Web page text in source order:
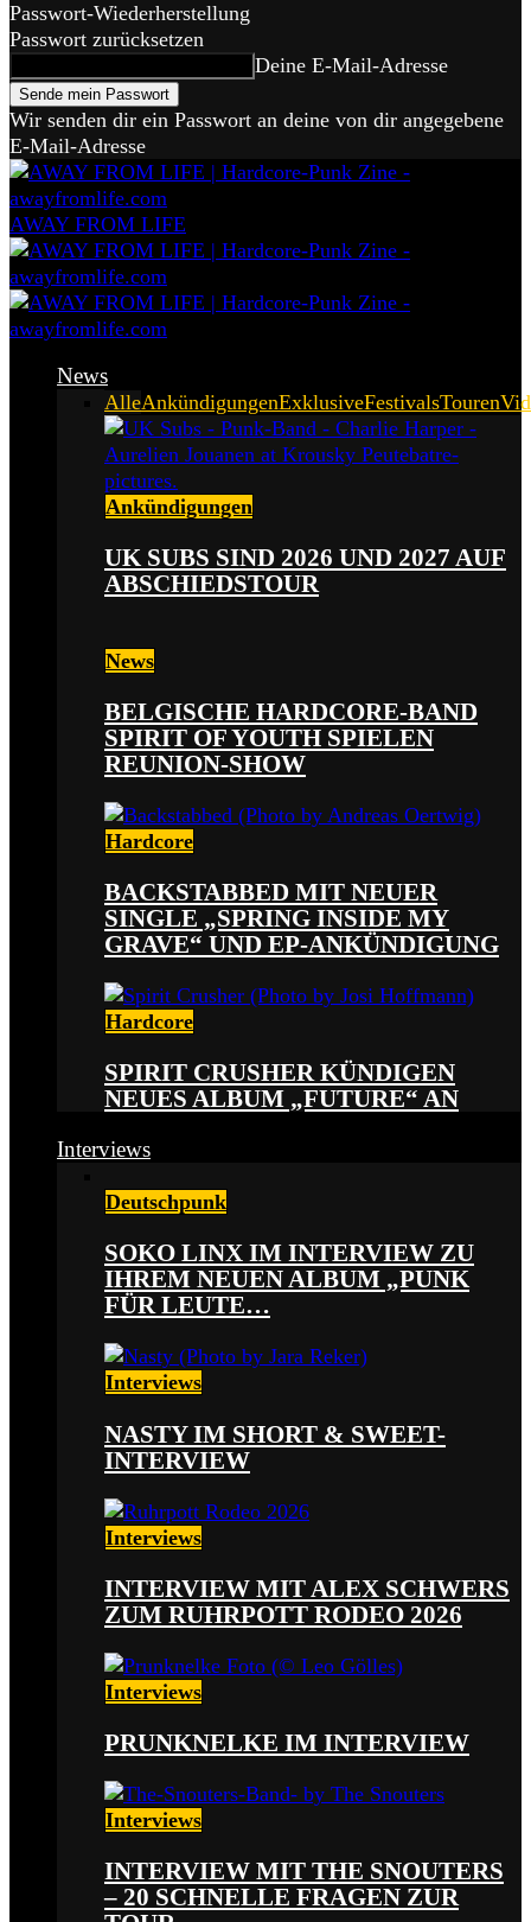
Passwort-Wiederherstellung
Passwort zurücksetzen
Deine E-Mail-Adresse
Wir senden dir ein Passwort an deine von dir angegebene
E-Mail-Adresse
AWAY FROM LIFE
News
AlleAnkündigungenExklusiveFestivalsTouren
Ankündigungen
UK SUBS SIND 2026 UND 2027 AUF
ABSCHIEDSTOUR
News
BELGISCHE HARDCORE-BAND
SPIRIT OF YOUTH SPIELEN
REUNION-SHOW
Hardcore
BACKSTABBED MIT NEUER
SINGLE „SPRING INSIDE MY
GRAVE“ UND EP-ANKÜNDIGUNG
Hardcore
SPIRIT CRUSHER KÜNDIGEN
NEUES ALBUM „FUTURE“ AN
Interviews
Deutschpunk
SOKO LINX IM INTERVIEW ZU
IHREM NEUEN ALBUM „PUNK
FÜR LEUTE…
Interviews
NASTY IM SHORT & SWEET-
INTERVIEW
Interviews
INTERVIEW MIT ALEX SCHWERS
ZUM RUHRPOTT RODEO 2026
Interviews
PRUNKNELKE IM INTERVIEW
Interviews
INTERVIEW MIT THE SNOUTERS
– 20 SCHNELLE FRAGEN ZUR